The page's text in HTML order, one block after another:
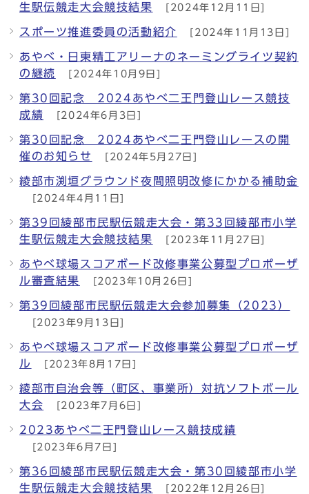
生駅伝競走大会競技結果
[2024年12月11日]
スポーツ推進委員の活動紹介 [2024年11月13日]
あやべ・日東精工アリーナのネーミングライツ契約
の継続
[2024年10月9日]
第30回記念 2024あやべ二王門登山レース競技
成績
[2024年6月3日]
第30回記念 2024あやべ二王門登山レースの開
催のお知らせ
[2024年5月27日]
綾部市渕垣グラウンド夜間照明改修にかかる補助金
[2024年4月11日]
第39回綾部市民駅伝競走大会・第33回綾部市小学
生駅伝競走大会競技結果
[2023年11月27日]
あやべ球場スコアボード改修事業公募型プロポーザ
ル審査結果
[2023年10月26日]
第39回綾部市民駅伝競走大会参加募集（2023）
[2023年9月13日]
あやべ球場スコアボード改修事業公募型プロポーザ
ル
[2023年8月17日]
綾部市自治会等（町区、事業所）対抗ソフトボール
大会
[2023年7月6日]
2023あやべ二王門登山レース競技成績
[2023年6月7日]
第36回綾部市民駅伝競走大会・第30回綾部市小学
生駅伝競走大会競技結果
[2022年12月26日]